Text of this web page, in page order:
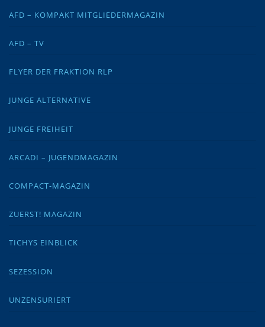
AFD – KOMPAKT MITGLIEDERMAGAZIN
AFD – TV
FLYER DER FRAKTION RLP
JUNGE ALTERNATIVE
JUNGE FREIHEIT
ARCADI – JUGENDMAGAZIN
COMPACT-MAGAZIN
ZUERST! MAGAZIN
TICHYS EINBLICK
SEZESSION
UNZENSURIERT